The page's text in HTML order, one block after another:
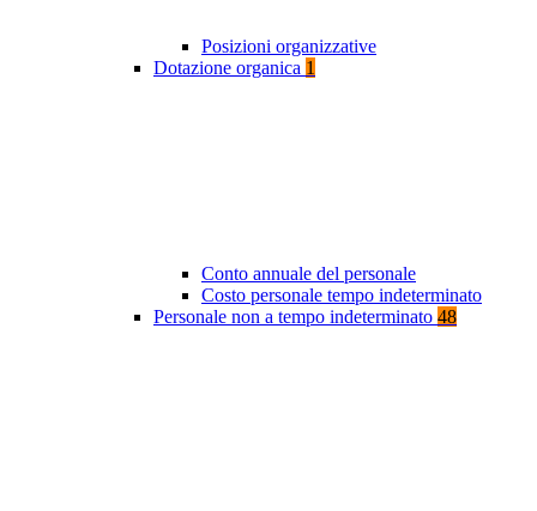
Posizioni organizzative
Dotazione organica 1
Conto annuale del personale
Costo personale tempo indeterminato
Personale non a tempo indeterminato 48